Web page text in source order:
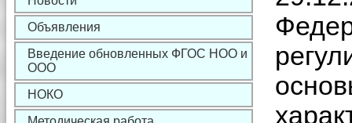
Объявления
Введение обновленных ФГОС НОО и
ООО
НОКО